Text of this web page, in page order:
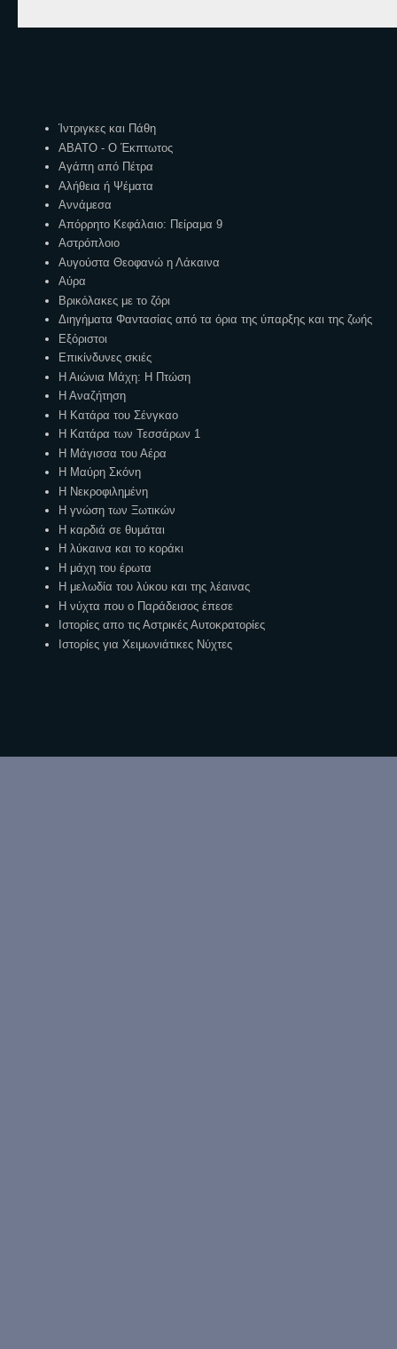
Ίντριγκες και Πάθη
ΑΒΑΤΟ - Ο Έκπτωτος
Αγάπη από Πέτρα
Αλήθεια ή Ψέματα
Αννάμεσα
Απόρρητο Κεφάλαιο: Πείραμα 9
Αστρόπλοιο
Αυγούστα Θεοφανώ η Λάκαινα
Αύρα
Βρικόλακες με το ζόρι
Διηγήματα Φαντασίας από τα όρια της ύπαρξης και της ζωής
Εξόριστοι
Επικίνδυνες σκιές
Η Αιώνια Μάχη: Η Πτώση
Η Αναζήτηση
Η Κατάρα του Σένγκαο
Η Κατάρα των Τεσσάρων 1
Η Μάγισσα του Αέρα
Η Μαύρη Σκόνη
Η Νεκροφιλημένη
Η γνώση των Ξωτικών
Η καρδιά σε θυμάται
Η λύκαινα και το κοράκι
Η μάχη του έρωτα
Η μελωδία του λύκου και της λέαινας
Η νύχτα που ο Παράδεισος έπεσε
Ιστορίες απο τις Αστρικές Αυτοκρατορίες
Ιστορίες για Χειμωνιάτικες Νύχτες